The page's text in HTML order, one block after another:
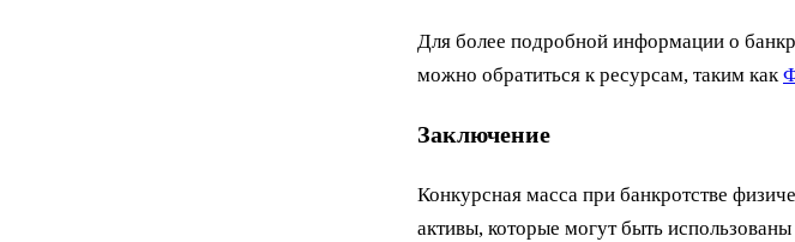
Для более подробной информации о
можно обратиться к ресурсам, таким как
Заключение
Конкурсная масса при банкротстве
активы, которые могут быть